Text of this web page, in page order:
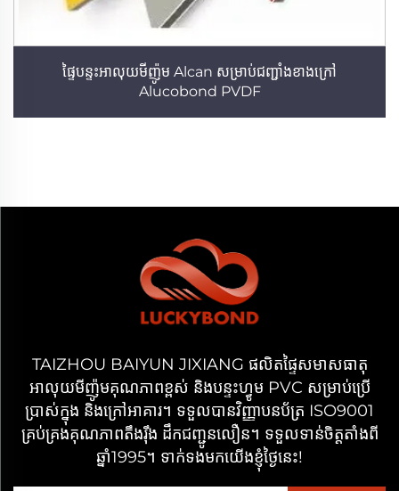
ផ្ទៃបន្ទះអាលុយមីញ៉ូម Alcan សម្រាប់ជញ្ជាំងខាងក្រៅ
Alucobond PVDF
TAIZHOU BAIYUN JIXIANG ផលិតផ្ទៃសមាសធាតុ
អាលុយមីញ៉ូមគុណភាពខ្ពស់ និងបន្ទះហ្វូម PVC សម្រាប់ប្រើ
ប្រាស់ក្នុង និងក្រៅអាគារ។ ទទួលបានវិញ្ញាបនប័ត្រ ISO9001
គ្រប់គ្រងគុណភាពតឹងរ៉ឹង ដឹកជញ្ជូនលឿន។ ទទួលទាន់ចិត្តតាំងពី
ឆ្នាំ1995។ ទាក់ទងមកយើងខ្ញុំថ្ងៃនេះ!